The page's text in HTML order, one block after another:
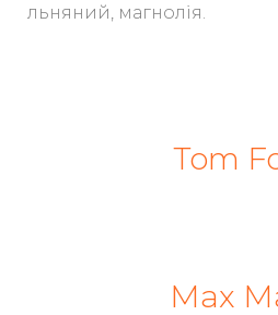
льняний, магнолія.
Tom
Max